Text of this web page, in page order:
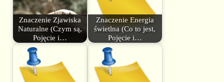
Znaczenie Zjawiska
Naturalne (Czym są,
Pojęcie i…
Znaczenie Energia
świetlna (Co to jest,
Pojęcie i…